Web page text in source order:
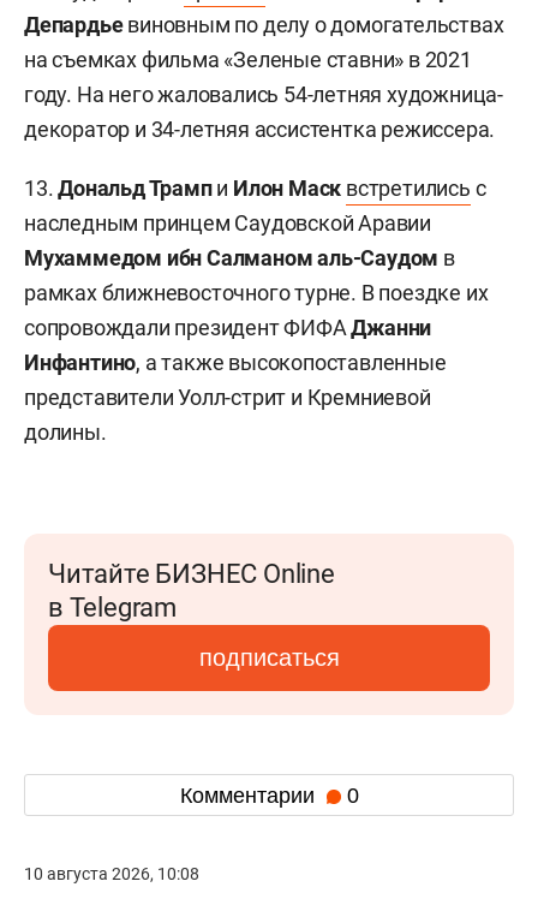
Депардьевиновным по делу о домогательствах
на съемках фильма «Зеленые ставни» в 2021
году. На него жаловались 54-летняя художница-
декоратор и 34-летняя ассистентка режиссера.
13.Дональд Трампи Илон Маск встретились с
наследным принцем Саудовской Аравии
Мухаммедом ибн Салманом аль-Саудом в
рамках ближневосточного турне. В поездке их
сопровождали президент ФИФАДжанни
Инфантино, а также высокопоставленные
представители Уолл-стрит и Кремниевой
долины.
Читайте БИЗНЕС Online
в Telegram
подписаться
Комментарии 0
10 августа 2026, 10:08